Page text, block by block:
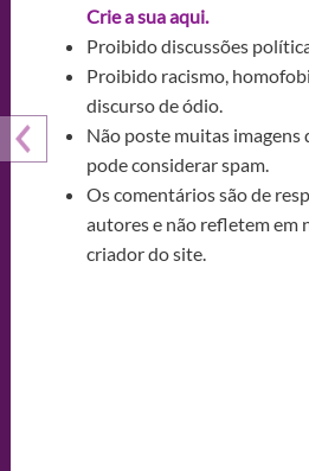
Crie a sua aqui.
Proibido discussões
Proibido racismo,
discurso de ódio.
Não poste muitas imagens
pode considerar spam.
Os comentários são de
autores e não refletem em
criador do site.